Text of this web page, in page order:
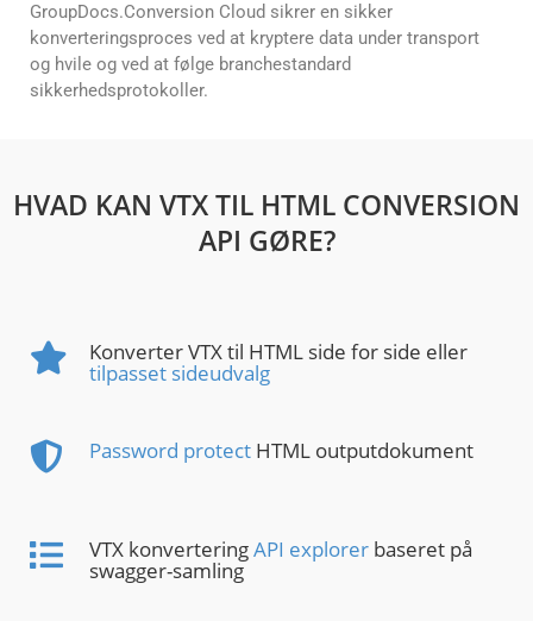
GroupDocs.Conversion Cloud sikrer en sikker
konverteringsproces ved at kryptere data under transport
og hvile og ved at følge branchestandard
sikkerhedsprotokoller.
HVAD KAN VTX TIL HTML CONVERSION
API GØRE?
Konverter VTX til HTML side for side eller
tilpasset sideudvalg
Password protect HTML outputdokument
VTX konverteringAPI explorer baseret på
swagger-samling